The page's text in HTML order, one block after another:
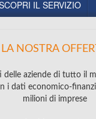
IL SERVIZIO
LA NOSTRA
delle aziende di tutto il
i dati economico-
milioni di imprese